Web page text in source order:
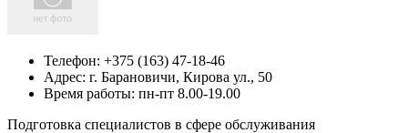
Телефон: +375 (163) 47-18-46
Адрес: г. Барановичи, Кирова ул., 50
Время работы: пн-пт 8.00-19.00
Подготовка специалистов в сфере обслуживания